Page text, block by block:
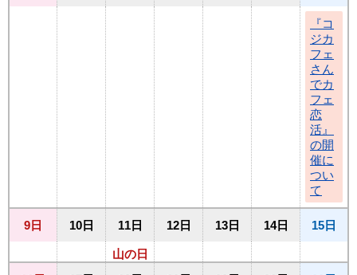
『コ
ジカ
フェ
さん
でカ
フェ
恋
活』
の開
催に
つい
て
9日 10日 11日 12日 13日 14日 15日
山の日